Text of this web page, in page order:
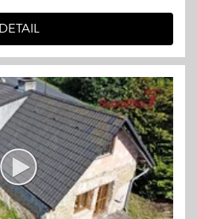
DETAIL